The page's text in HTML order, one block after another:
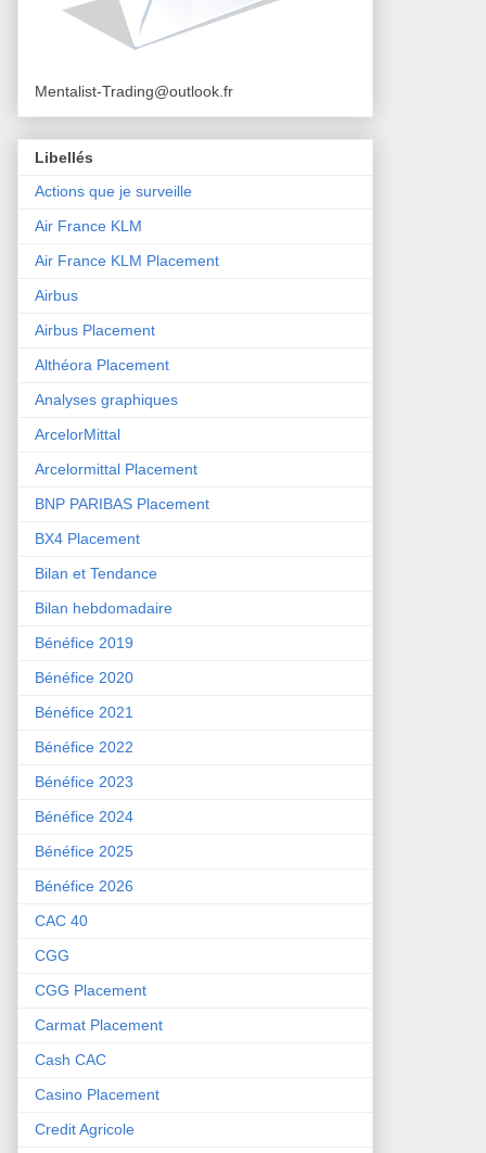
Mentalist-Trading@outlook.fr
Libellés
Actions que je surveille
Air France KLM
Air France KLM Placement
Airbus
Airbus Placement
Althéora Placement
Analyses graphiques
ArcelorMittal
Arcelormittal Placement
BNP PARIBAS Placement
BX4 Placement
Bilan et Tendance
Bilan hebdomadaire
Bénéfice 2019
Bénéfice 2020
Bénéfice 2021
Bénéfice 2022
Bénéfice 2023
Bénéfice 2024
Bénéfice 2025
Bénéfice 2026
CAC 40
CGG
CGG Placement
Carmat Placement
Cash CAC
Casino Placement
Credit Agricole